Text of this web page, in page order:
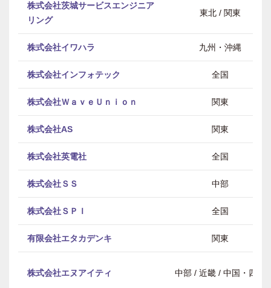
株式会社茨城サービスエンジニア
リング
東北 / 関東
株式会社イワハラ 九州・沖縄
株式会社インフォテック 全国
株式会社ＷａｖｅＵｎｉｏｎ 関東
株式会社AS 関東
株式会社英電社 全国
株式会社ＳＳ 中部
株式会社ＳＰＩ 全国
有限会社エタカデンキ 関東
株式会社エヌアイティ 中部 / 近畿 / 中国・四国